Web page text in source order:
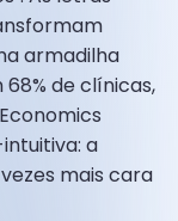
armadilha
de clínicas,
a
mais cara